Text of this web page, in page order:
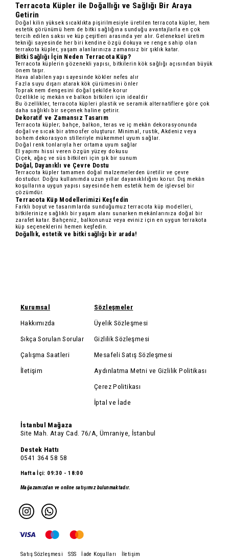
Terracota Küpler ile Doğallığı ve Sağlığı Bir Araya
Getirin
Doğal kilin yüksek sıcaklıkta pişirilmesiyle üretilen terracota küpler, hem
estetik görünümü hem de bitki sağlığına sunduğu avantajlarla en çok
tercih edilen saksı ve küp çeşitleri arasında yer alır. Geleneksel üretim
tekniği sayesinde her biri kendine özgü dokuya ve renge sahip olan
terrakota küpler, yaşam alanlarınıza zamansız bir şıklık katar.
Bitki Sağlığı İçin Neden Terracota Küp?
Terracota küplerin gözenekli yapısı, bitkilerin kök sağlığı açısından büyük
önem taşır.
Hava alabilen yapı sayesinde kökler nefes alır
Fazla suyu dışarı atarak kök çürümesini önler
Toprak nem dengesini doğal şekilde korur
Özellikle iç mekân ve balkon bitkileri için idealdir
Bu özellikler, terracota küpleri plastik ve seramik alternatiflere göre çok
daha sağlıklı bir seçenek haline getirir.
Dekoratif ve Zamansız Tasarım
Terracota küpler; bahçe, balkon, teras ve iç mekân dekorasyonunda
doğal ve sıcak bir atmosfer oluşturur. Minimal, rustik, Akdeniz veya
bohem dekorasyon stilleriyle mükemmel uyum sağlar.
Doğal renk tonlarıyla her ortama uyum sağlar
El yapımı hissi veren özgün yüzey dokusu
Çiçek, ağaç ve süs bitkileri için şık bir sunum
Doğal, Dayanıklı ve Çevre Dostu
Terracota küpler tamamen doğal malzemelerden üretilir ve çevre
dostudur. Doğru kullanımda uzun yıllar dayanıklılığını korur. Dış mekân
koşullarına uygun yapısı sayesinde hem estetik hem de işlevsel bir
çözümdür.
Terracota Küp Modellerimizi Keşfedin
Farklı boyut ve tasarımlarda sunduğumuzterracota küp modelleri
bitkilerinize sağlıklı bir yaşam alanı sunarken mekânlarınıza doğal bir
zarafet katar. Bahçeniz, balkonunuz veya eviniz için en uygun terrakota
küp seçeneklerini hemen keşfedin.
Doğallık, estetik ve bitki sağlığı bir arada!
Kurumsal
Hakkımızda
Sıkça Sorulan Sorular
Çalışma Saatleri
İletişim
Sözleşmeler
Üyelik Sözleşmesi
Gizlilik Sözleşmesi
Mesafeli Satış Sözleşmesi
Aydınlatma Metni ve Gizlilik Politikası
Çerez Politikası
İptal ve İade
İstanbul Mağaza
Site Mah. Atay Cad. 76/A, Ümraniye, İstanbul
Destek Hattı
0541 364 58 58
Hafta İçi: 09:30 - 18:00
Mağazamızdan ve online satışımız bulunmaktadır.
Satış Sözleşmesi SSS İade Koşulları İletişim